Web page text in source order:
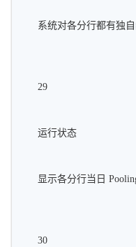
系统对各分行都有独
29
运行状态
显示各分行当日
30